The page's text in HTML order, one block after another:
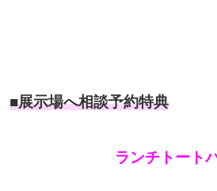
■展示場へ相談予約特典
ランチトートバ